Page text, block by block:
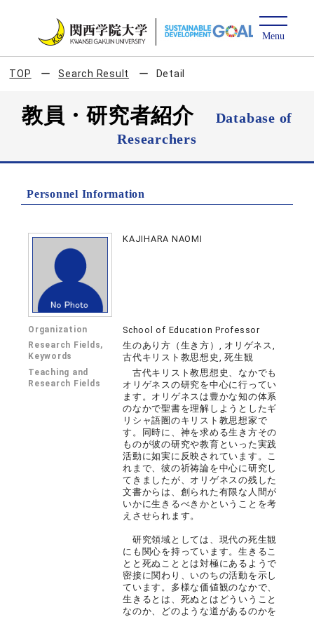
TOP Search Result Detail
教員・研究者紹介
Database of
Researchers
Personnel Information
KAJIHARA NAOMI
Organization School of Education Professor
Research Fields,
Keywords
生のあり方（生き方）, オリゲネス,
古代キリスト教思想史, 死生観
Teaching and
Research Fields
古代キリスト教思想史、なかでも
オリゲネスの研究を中心に行ってい
ます。オリゲネスは豊かな知の体系
のなかで聖書を理解しようとしたギ
リシャ語圏のキリスト教思想家で
す。同時に、神を求める生き方その
ものが彼の研究や教育といった実践
活動に如実に反映されています。こ
れまで、彼の祈祷論を中心に研究し
てきましたが、オリゲネスの残した
文書からは、創られた有限な人間が
いかに生きるべきかということを考
えさせられます。
研究領域としては、現代の死生観
にも関心を持っています。生きるこ
とと死ぬこととは対極にあるようで
密接に関わり、いのちの活動を示し
ています。多様な価値観のなかで、
生きるとは、死ぬとはどういうこと
なのか、どのような道があるのかを